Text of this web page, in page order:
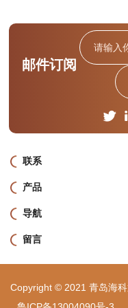
邮件订阅
联系
产品
导航
留言
Copyright © 2021 青岛海